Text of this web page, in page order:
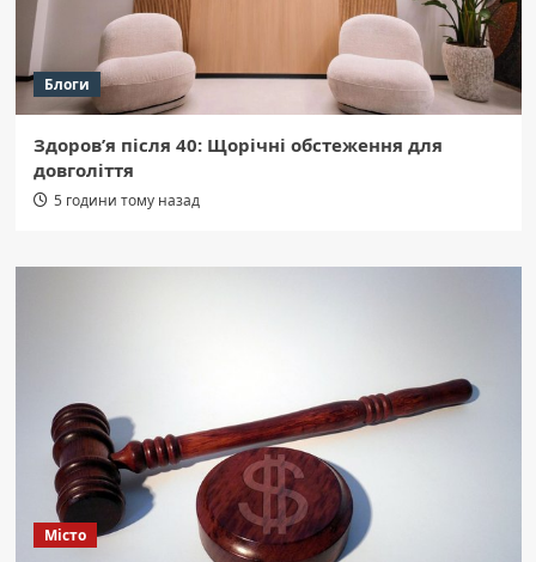
Блоги
Здоров’я після 40: Щорічні обстеження для
довголіття
5 години тому назад
Місто